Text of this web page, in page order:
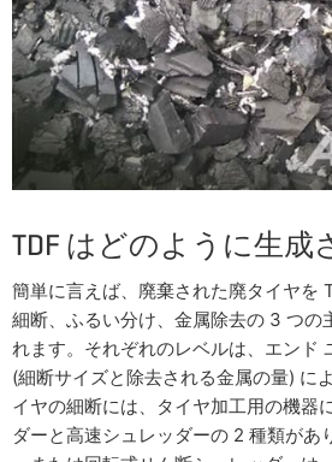
TDF はどのように生成
簡単に言えば、廃棄された廃タイヤを
細断、ふるい分け、金属除去の 3 つの
れます。それぞれのレベルは、エンド
(細断サイズと除去される金属の量) に
イヤの細断には、タイヤ加工用の機器
ダーと高速シュレッダーの 2 種類があ